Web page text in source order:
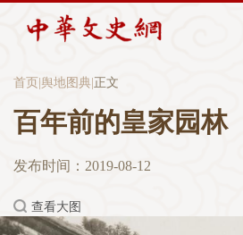
首页 舆地图典 正文
百年前的皇家园林
发布时间：2019-08-12
查看大图